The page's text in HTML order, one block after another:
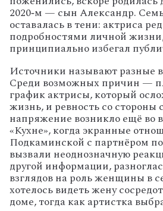
2020‑м — сынАлександр.
оставаласьвтени: актриса
подробностямиличной
принципиальноизбегал
Источники называютразные
Среди возможных причин —
графикактрисы,который
жизнь,и ревностьсостороны
напряжение возниклоещё во
«Кухне»,когдаэкранные
Подкаминской с партнёром по
вызвали неоднозначную
другой информации,
взглядовнарольженщины в
хотелосьвидетьжену
доме,тогдакакартистка